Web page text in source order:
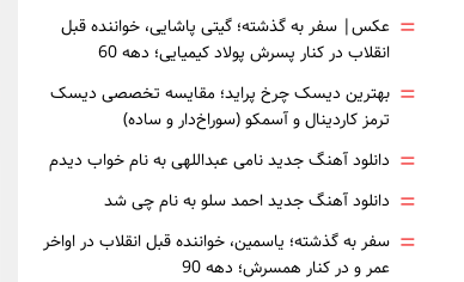
= عکس| سفر به گذشته؛ گیتی پاشایی، خواننده قبل
انقلاب در کنار پسرش پولاد کیمیایی؛ دهه 60
= بهترین دیسک چرخ پراید؛ مقایسه تخصصی دیسک
ترمز کاردینال و آسمکو (سوراخ‌دار و ساده)
= دانلود آهنگ جدید نامی عبداللهی به نام خواب دیدم
= دانلود آهنگ جدید احمد سلو به نام چی شد
= سفر به گذشته؛ یاسمین، خواننده قبل انقلاب در اواخر
عمر و در کنار همسرش؛ دهه 90